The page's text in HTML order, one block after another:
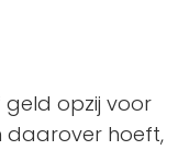
geld opzij voor
daarover hoeft,